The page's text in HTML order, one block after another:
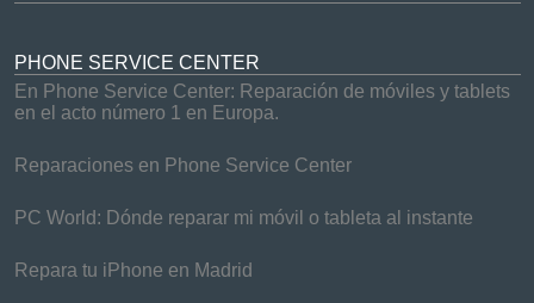
PHONE SERVICE CENTER
En Phone Service Center: Reparación de móviles y tablets
en el acto número 1 en Europa.
Reparaciones en Phone Service Center
PC World: Dónde reparar mi móvil o tableta al instante
Repara tu iPhone en Madrid